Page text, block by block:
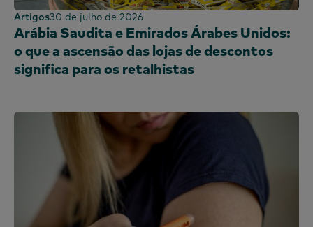
Estados Unidos
Vietname
Artigos30 de julho de 2026
Arábia Saudita e Emirados Árabes Unidos:
o que a ascensão das lojas de descontos
significa para os retalhistas